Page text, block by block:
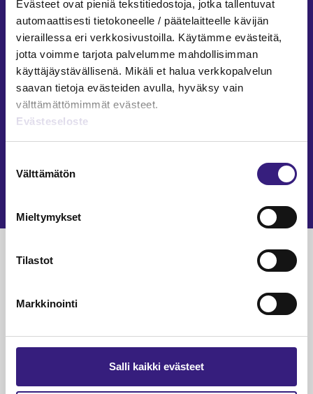
Evästeet ovat pieniä tekstitiedostoja, jotka tallentuvat
automaattisesti tietokoneelle / päätelaitteelle kävijän
vieraillessa eri verkkosivustoilla. Käytämme evästeitä,
jotta voimme tarjota palvelumme mahdollisimman
käyttäjäystävällisenä. Mikäli et halua verkkopalvelun
saavan tietoja evästeiden avulla, hyväksy vain
välttämättömimmät evästeet.
Evästeseloste
valinta
Välttämätön
Mieltymykset
Tilastot
Markkinointi
Salli kaikki evästeet
TE-palvelut vaikuttavat
tilinpäätöksiin
Pasi Leppänen
14.1.2026
4 min
INVESTOINNIT
toteuttavaan hankeyhtiöön
Luetuimmat
Kulu­veloitukset arvon­lisä­
veloitus, kulujen edelleen­
veloitus ja läpi­laskutus
Petri Salomaa
Tarja